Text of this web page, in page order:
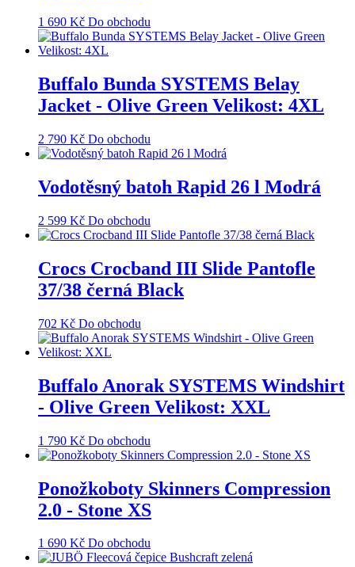
1 690 Kč Do obchodu
Buffalo Bunda SYSTEMS Belay
Jacket - Olive Green Velikost: 4XL
2 790 Kč Do obchodu
Vodotěsný batoh Rapid 26 l Modrá
2 599 Kč Do obchodu
Crocs Crocband III Slide Pantofle
37/38 černá Black
702 Kč Do obchodu
Buffalo Anorak SYSTEMS Windshirt
- Olive Green Velikost: XXL
1 790 Kč Do obchodu
Ponožkoboty Skinners Compression
2.0 - Stone XS
1 690 Kč Do obchodu